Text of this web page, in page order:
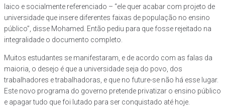
laico e socialmente referenciado – “ele quer acabar com projeto de
universidade que insere diferentes faixas de população no ensino
público”, disse Mohamed. Então pediu para que fosse rejeitado na
integralidade o documento completo.
Muitos estudantes se manifestaram, e de acordo com as falas da
maioria, o desejo é que a universidade seja do povo, dos
trabalhadores e trabalhadoras, e que no future-se não há esse lugar.
Este novo programa do governo pretende privatizar o ensino público
e apagar tudo que foi lutado para ser conquistado até hoje.